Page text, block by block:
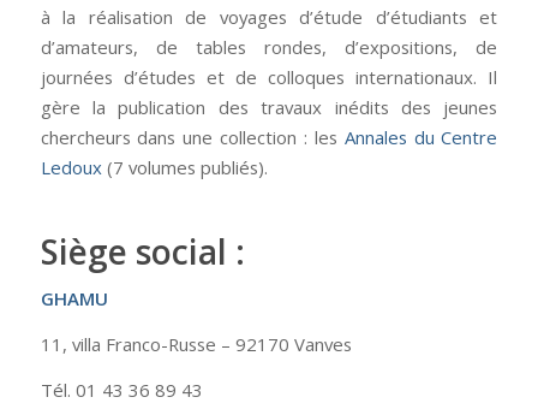
à la réalisation de voyages d’étude d’étudiants et
d’amateurs, de tables rondes, d’expositions, de
journées d’études et de colloques internationaux. Il
gère la publication des travaux inédits des jeunes
chercheurs dans une collection : les Annales du Centre
Ledoux (7 volumes publiés).
Siège social :
GHAMU
11, villa Franco-Russe – 92170 Vanves
Tél. 01 43 36 89 43